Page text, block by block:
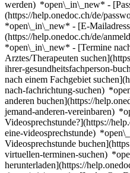
werden) *open\_in\_new* -
(https://help.onedoc.ch/de/
*open\_in\_new* - [E-
(https://help.onedoc.ch/de/
*open\_in\_new* - [Termine
Arztes/Therapeuten
ihrer-gesundheitsfachperson-
nach einem Fachgebiet
nach-fachrichtung-suchen)
anderen buchen](https://
jemand-anderen-vereinbaren)
Videosprechstunde?](https://
eine-videosprechstunde)
Videosprechstunde
virtuellen-terminen-suchen)
herunterladen](https://